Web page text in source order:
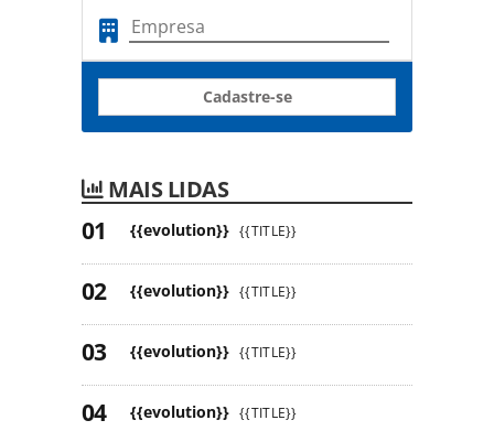
Cadastre-se
MAIS LIDAS
{{evolution}} {{TITLE}}
{{evolution}} {{TITLE}}
{{evolution}} {{TITLE}}
{{evolution}} {{TITLE}}